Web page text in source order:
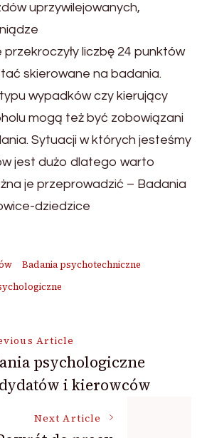
uprzywilejowanych,
liczbę 24 punktów
skierowane na badania.
wypadków czy kierujący
mogą też być zobowiązani
Sytuacji w których jesteśmy
jest dużo dlatego warto
je przeprowadzić – Badania
dziedzice
Badania psychotechniczne
Article
psychologiczne
i kierowców
Next Article